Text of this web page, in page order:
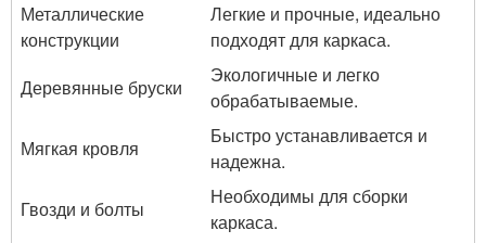
Металлические
конструкции
Легкие и прочные, идеально
подходят для каркаса.
Деревянные бруски
Экологичные и легко
обрабатываемые.
Мягкая кровля
Быстро устанавливается и
надежна.
Гвозди и болты
Необходимы для сборки
каркаса.